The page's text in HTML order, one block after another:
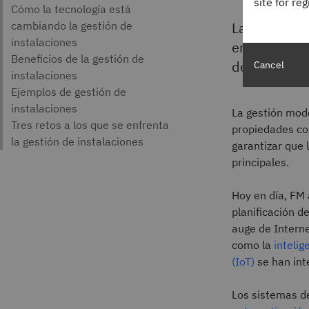
La gestión
empresas
de forma
La gestión
propiedades
garantizar que
principales.
Hoy en día,
planificación
auge de
como la
(IoT) se han
Los sistemas
Cancel